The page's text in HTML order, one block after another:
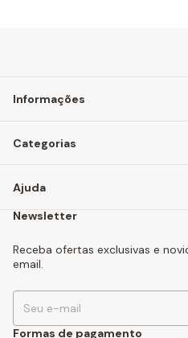
Informações
Categorias
Ajuda
Newsletter
Receba ofertas exclusivas e
email.
Formas de pagamento